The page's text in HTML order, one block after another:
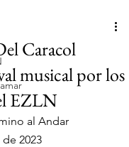
Caracol
musical por los
EZLN
al Andar
2023